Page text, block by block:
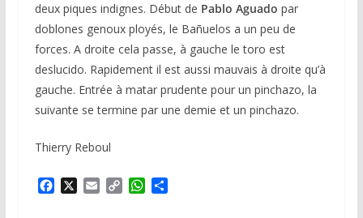
deux piques indignes. Début de Pablo Aguado par
doblones genoux ployés, le Bañuelos a un peu de
forces. A droite cela passe, à gauche le toro est
deslucido. Rapidement il est aussi mauvais à droite qu’à
gauche. Entrée à matar prudente pour un pinchazo, la
suivante se termine par une demie et un pinchazo.
Thierry Reboul
W